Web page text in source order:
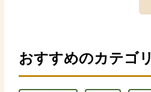
おすすめのカテゴリ